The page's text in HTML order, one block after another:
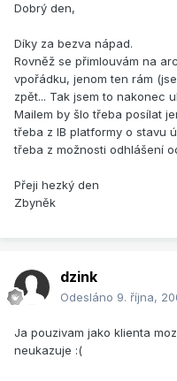
Dobrý den,
Díky za bezva nápad.
Rovněž se přimlouvám na
vpořádku, jenom ten rám
zpět... Tak jsem to nakonec
Mailem by šlo třeba posílat
třeba z IB platformy o stavu
třeba z možnosti odhlášení
Přeji hezký den
Zbyněk
dzink
Odesláno 9. října,
Ja pouzivam jako klienta
neukazuje :(